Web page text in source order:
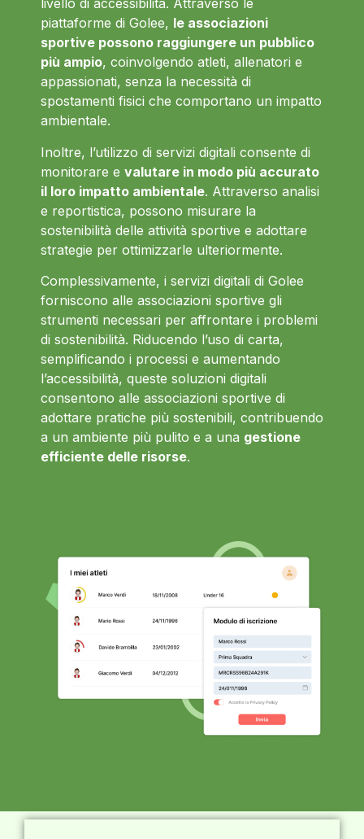
livello di accessibilità. Attraverso le
piattaforme di Golee, le associazioni
sportive possono raggiungere un pubblico
più ampio, coinvolgendo atleti, allenatori e
appassionati, senza la necessità di
spostamenti fisici che comportano un impatto
ambientale.
Inoltre, l’utilizzo di servizi digitali consente di
monitorare e valutare in modo più accurato
il loro impatto ambientale. Attraverso analisi
e reportistica, possono misurare la
sostenibilità delle attività sportive e adottare
strategie per ottimizzarle ulteriormente.
Complessivamente, i servizi digitali di Golee
forniscono alle associazioni sportive gli
strumenti necessari per affrontare i problemi
di sostenibilità. Riducendo l’uso di carta,
semplificando i processi e aumentando
l’accessibilità, queste soluzioni digitali
consentono alle associazioni sportive di
adottare pratiche più sostenibili, contribuendo
a un ambiente più pulito e a una gestione
efficiente delle risorse.